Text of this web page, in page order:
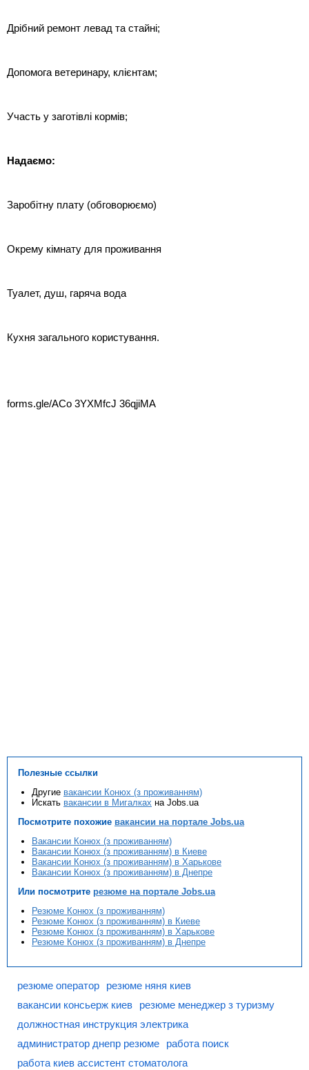
Дрібний ремонт левад та стайні;
Допомога ветеринару, клієнтам;
Участь у заготівлі кормів;
Надаємо:
Заробітну плату (обговорюємо)
Окрему кімнату для проживання
Туалет, душ, гаряча вода
Кухня загального користування.
forms.gle/ACo 3YXMfcJ 36qjiMA
Полезные ссылки
Другие вакансии Конюх (з проживанням)
Искать вакансии в Мигалках на Jobs.ua
Посмотрите похожие вакансии на портале Jobs.ua
Вакансии Конюх (з проживанням)
Вакансии Конюх (з проживанням) в Киеве
Вакансии Конюх (з проживанням) в Харькове
Вакансии Конюх (з проживанням) в Днепре
Или посмотрите резюме на портале Jobs.ua
Резюме Конюх (з проживанням)
Резюме Конюх (з проживанням) в Киеве
Резюме Конюх (з проживанням) в Харькове
Резюме Конюх (з проживанням) в Днепре
резюме оператор
резюме няня киев
вакансии консьерж киев
резюме менеджер з туризму
должностная инструкция электрика
администратор днепр резюме
работа поиск
работа киев ассистент стоматолога